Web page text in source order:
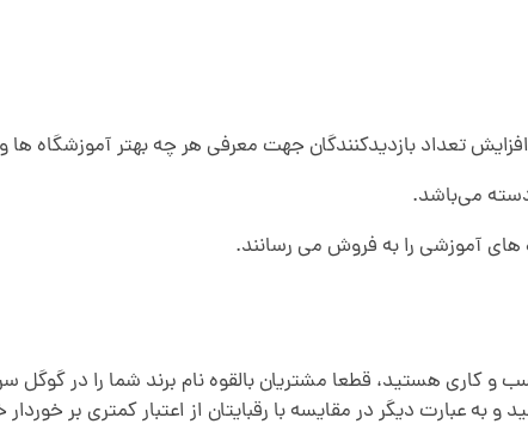
تعداد بازدیدکنندگان جهت معرفی هر چه بهتر آموزشگاه
می‌باشد.
های آموزشی را به فروش می رسانند.
هستید، قطعا مشتریان بالقوه نام برند شما را در گوگل
عبارت دیگر در مقایسه با رقبایتان از اعتبار کمتری بر